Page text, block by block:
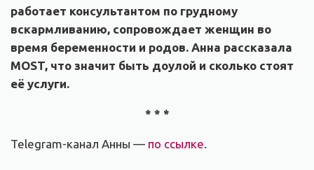
работает консультантом по грудному
вскармливанию, сопровождает женщин во
время беременности и родов. Анна рассказала
MOST, что значит быть доулой и сколько стоят
её услуги.
* * *
Telegram-канал Анны — по ссылке